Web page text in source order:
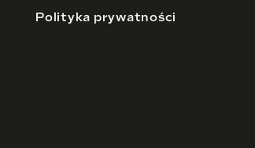
Polityka prywatności